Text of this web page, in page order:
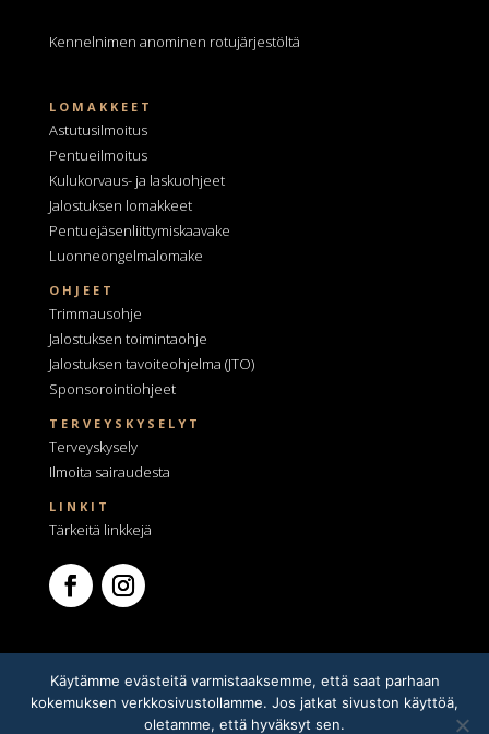
Kennelnimen anominen rotujärjestöltä
LOMAKKEET
Astutusilmoitus
Pentueilmoitus
Kulukorvaus- ja laskuohjeet
Jalostuksen lomakkeet
Pentuejäsenliittymiskaavake
Luonneongelmalomake
OHJEET
Trimmausohje
Jalostuksen toimintaohje
Jalostuksen tavoiteohjelma (JTO)
Sponsorointiohjeet
TERVEYSKYSELYT
Terveyskysely
Ilmoita sairaudesta
LINKIT
Tärkeitä linkkejä
Käytämme evästeitä varmistaaksemme, että saat parhaan
kokemuksen verkkosivustollamme. Jos jatkat sivuston käyttöä,
oletamme, että hyväksyt sen.